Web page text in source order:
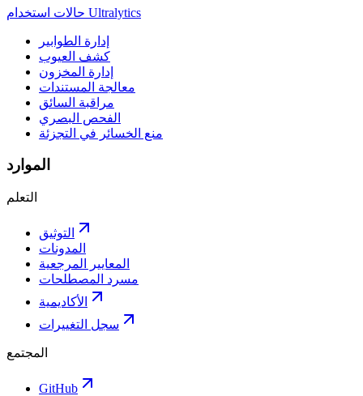
حالات استخدام Ultralytics
إدارة الطوابير
كشف العيوب
إدارة المخزون
معالجة المستندات
مراقبة السائق
الفحص البصري
منع الخسائر في التجزئة
الموارد
التعلم
التوثيق
المدونات
المعايير المرجعية
مسرد المصطلحات
الأكاديمية
سجل التغييرات
المجتمع
GitHub